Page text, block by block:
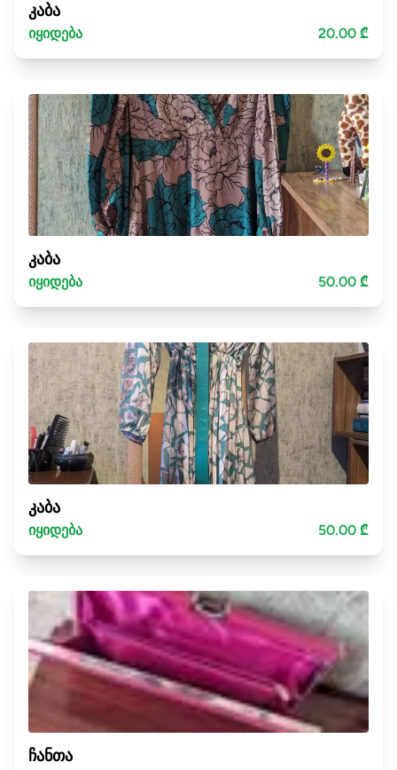
კაბა
იყიდება 20.00 ₾
კაბა
იყიდება 50.00 ₾
კაბა
იყიდება 50.00 ₾
ჩანთა